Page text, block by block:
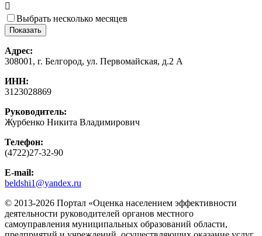

Выбрать несколько месяцев
Адрес:
308001, г. Белгород, ул. Первомайская, д.2 А
ИНН:
3123028869
Руководитель:
Журбенко Никита Владимирович
Телефон:
(4722)27-32-90
E-mail:
beldshi1@yandex.ru
© 2013-2026 Портал «Оценка населением эффективности
деятельности руководителей органов местного
самоуправления муниципальных образований области,